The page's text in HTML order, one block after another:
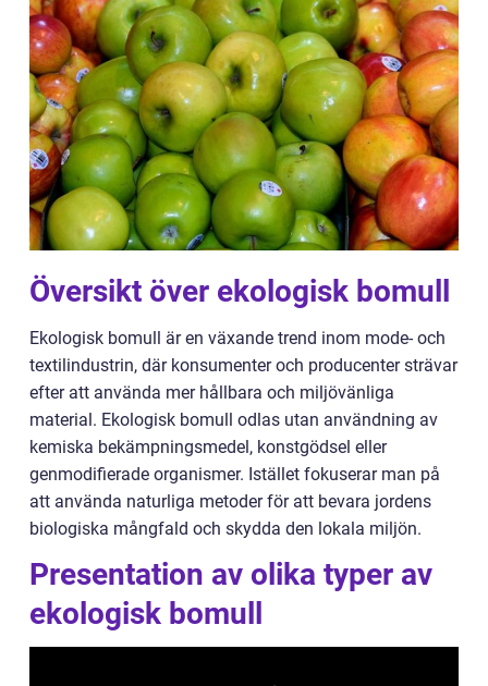
Översikt över ekologisk bomull
Ekologisk bomull är en växande trend inom mode- och
textilindustrin, där konsumenter och producenter strävar
efter att använda mer hållbara och miljövänliga
material. Ekologisk bomull odlas utan användning av
kemiska bekämpningsmedel, konstgödsel eller
genmodifierade organismer. Istället fokuserar man på
att använda naturliga metoder för att bevara jordens
biologiska mångfald och skydda den lokala miljön.
Presentation av olika typer av
ekologisk bomull